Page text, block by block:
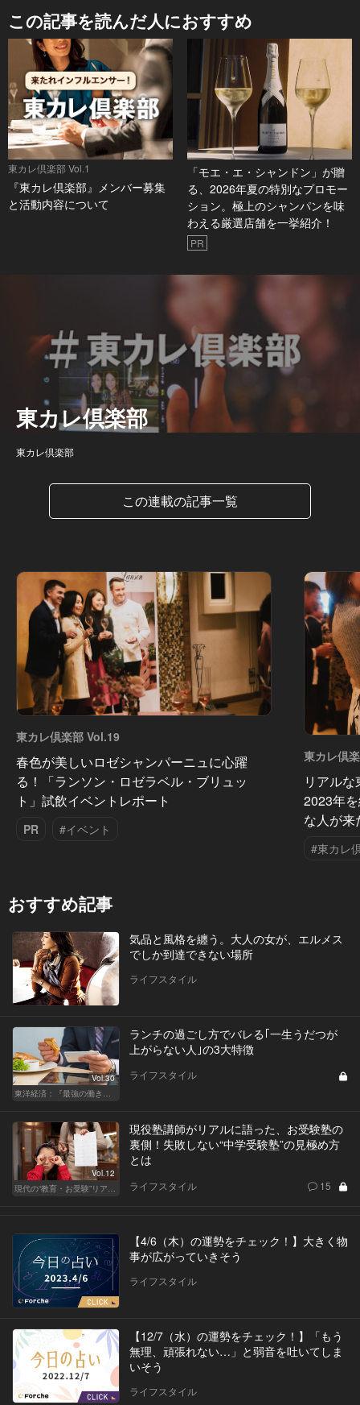
この記事を読んだ人におすすめ
東カレ倶楽部 Vol.1
『東カレ倶楽部』メンバー募集
と活動内容について
「モエ・エ・シャンドン」が贈
る、2026年夏の特別なプロモー
ション。極上のシャンパンを味
わえる厳選店舗を一挙紹介！
PR
東カレ倶楽部
東カレ倶楽部
この連載の記事一覧
東カレ倶楽部 Vol.19
春色が美しいロゼシャンパーニュに心躍
る！「ランソン・ロゼラベル・ブリュッ
ト」試飲イベントレポート
PR #イベント
東カレ倶
リアル
2023年
な人が来
#東カレ
おすすめ記事
気品と風格を纏う。大人の女が、エルメス
でしか到達できない場所
ライフスタイル
Vol.30
東洋経済：『最強の働き方』『一流の育て方』
ランチの過ごし方でバレる｢一生うだつが
上がらない人｣の3大特徴
ライフスタイル
Vol.12
現代の“教育・お受験”リアルドキュメント
現役塾講師がリアルに語った、お受験塾の
裏側！失敗しない“中学受験塾”の見極め方
とは
ライフスタイル 15
【4/6（木）の運勢をチェック！】大きく物
事が広がっていきそう
ライフスタイル
【12/7（水）の運勢をチェック！】「もう
無理、頑張れない…」と弱音を吐いてしま
いそう
ライフスタイル